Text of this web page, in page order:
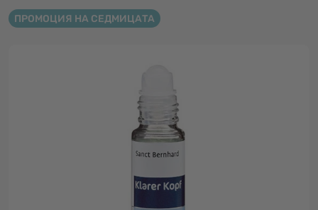
ПРОМОЦИЯ НА СЕДМИЦАТА